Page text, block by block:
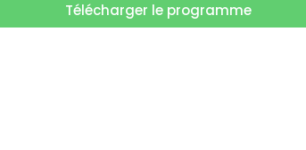
Télécharger le programme